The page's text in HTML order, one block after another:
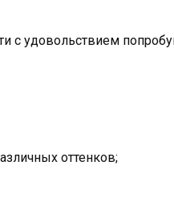
с удовольствием
оттенков;